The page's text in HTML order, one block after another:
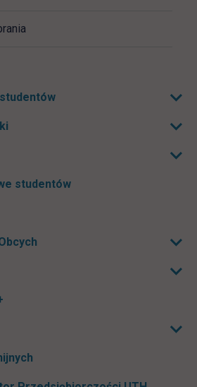
Rozwiń podmenu
Rozwiń podmenu
studentów
Rozwiń podmenu
Rozwiń podmenu